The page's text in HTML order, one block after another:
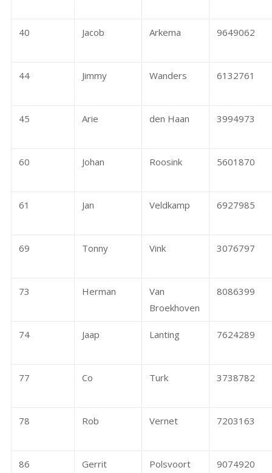
40 Jacob Arkema 9649062
44 Jimmy Wanders 6132761
45 Arie den Haan 3994973
60 Johan Roosink 5601870
61 Jan Veldkamp 6927985
69 Tonny Vink 3076797
73 Herman
Van
Broekhoven
8086399
74 Jaap Lanting 7624289
77 Co Turk 3738782
78 Rob Vernet 7203163
86 Gerrit Polsvoort 9074920